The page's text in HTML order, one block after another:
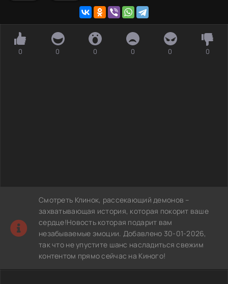
0 0 0 0 0 0
Смотреть Клинок, рассекающий демонов –
захватывающая история, которая покорит ваше
сердце!Новость которая подарит вам
незабываемые эмоции. Добавлено 30-01-2026,
так что не упустите шанс насладиться свежим
контентом прямо сейчас на Киного!